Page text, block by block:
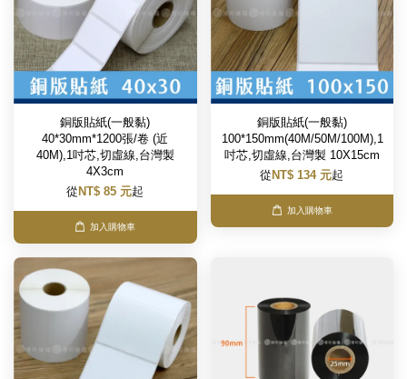
銅版貼紙(一般黏)
40*30mm*1200張/卷 (近
40M),1吋芯,切虛線,台灣製
4X3cm
從 NT$ 85 元起
加入購物車
銅版貼紙(一般黏)
100*150mm(40M/50M/100M),1
吋芯,切虛線,台灣製 10X15cm
從 NT$ 134 元起
加入購物車